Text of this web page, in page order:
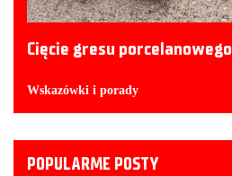
Cięcie gresu porcelanowego
Wskazówki i porady
POPULARME POSTY